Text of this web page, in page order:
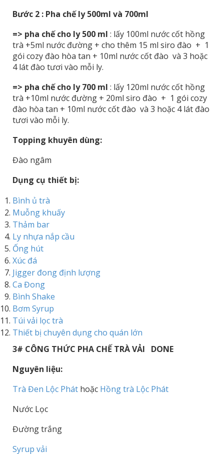
Bước 2 : Pha chế ly 500ml và 700ml
=> pha chế cho ly 500 ml : lấy 100ml nước cốt hồng
trà +5ml nước đường + cho thêm 15 ml siro đào + 1
gói cozy đào hòa tan + 10ml nước cốt đào và 3 hoặc
4 lát đào tươi vào mỗi ly.
=> pha chế cho ly 700 ml : lấy 120ml nước cốt hồng
trà +10ml nước đường + 20ml siro đào + 1 gói cozy
đào hòa tan + 10ml nước cốt đào và 3 hoặc 4 lát đào
tươi vào mỗi ly.
Topping khuyên dùng:
Đào ngâm
Dụng cụ thiết bị:
Bình ủ trà
Muỗng khuấy
Thảm bar
Ly nhựa nắp cầu
Ống hút
Xúc đá
Jigger đong định lượng
Ca Đong
Bình Shake
Bơm Syrup
Túi vải lọc trà
Thiết bị chuyên dụng cho quán lớn
3# CÔNG THỨC PHA CHẾ TRÀ VẢI DONE
Nguyên liệu:
Trà Đen Lộc Phát hoặc Hồng trà Lộc Phát
Nước Lọc
Đường trắng
Syrup vải